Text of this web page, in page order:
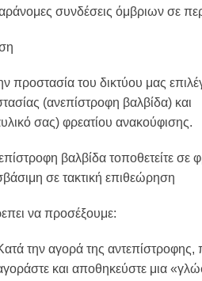
συνδέσεις όμβριων σε
προστασία του δικτύου μας
(ανεπίστροφη βαλβίδα)
σας) φρεατίου ανακούφισης.
βαλβίδα τοποθετείτε σε
σε τακτική επιθεώρηση
να προσέξουμε:
την αγορά της αντεπίστροφης,
και αποθηκεύστε μια